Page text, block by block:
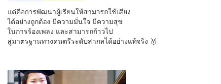
แต่คือการพัฒนาผู้เรียนให้สามารถใช้เสียง
ได้อย่างถูกต้อง มีความมั่นใจ มีความสุข
ในการร้องเพลง และสามารถก้าวไป
สู่มาตรฐานทางดนตรีระดับสากลได้อย่างแท้จริง 🥇